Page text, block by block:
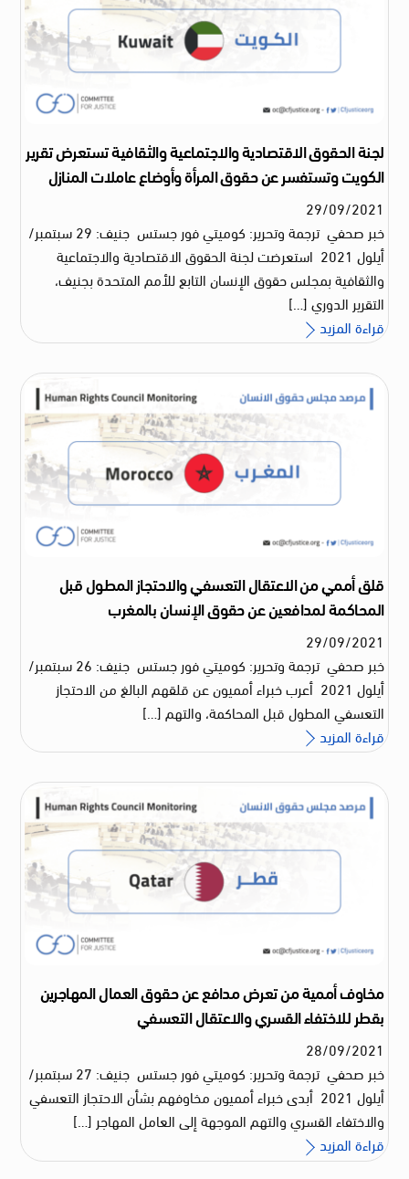
لجنة الحقوق الاقتصادية والاجتماعية والثقافية تستعرض تقرير
الكويت وتستفسر عن حقوق المرأة وأوضاع عاملات المنازل
29/09/2021
خبر صحفي ترجمة وتحرير: كوميتي فور جستس جنيف: 29 سبتمبر/
أيلول 2021 استعرضت لجنة الحقوق الاقتصادية والاجتماعية
والثقافية بمجلس حقوق الإنسان التابع للأمم المتحدة بجنيف،
التقرير الدوري […]
قراءة المزيد
قلق أممي من الاعتقال التعسفي والاحتجاز المطول قبل
المحاكمة لمدافعين عن حقوق الإنسان بالمغرب
29/09/2021
خبر صحفي ترجمة وتحرير: كوميتي فور جستس جنيف: 26 سبتمبر/
أيلول 2021 أعرب خبراء أمميون عن قلقهم البالغ من الاحتجاز
التعسفي المطول قبل المحاكمة، والتهم […]
قراءة المزيد
مخاوف أممية من تعرض مدافع عن حقوق العمال المهاجرين
بقطر للاختفاء القسري والاعتقال التعسفي
28/09/2021
خبر صحفي ترجمة وتحرير: كوميتي فور جستس جنيف: 27 سبتمبر/
أيلول 2021 أبدى خبراء أمميون مخاوفهم بشأن الاحتجاز التعسفي
والاختفاء القسري والتهم الموجهة إلى العامل المهاجر […]
قراءة المزيد